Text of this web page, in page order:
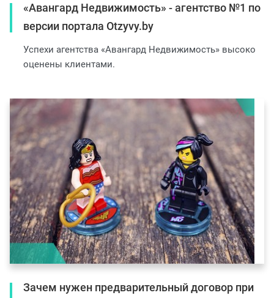
«Авангард Недвижимость» - агентство №1 по
версии портала Otzyvy.by
Успехи агентства «Авангард Недвижимость» высоко
оценены клиентами.
Зачем нужен предварительный договор при